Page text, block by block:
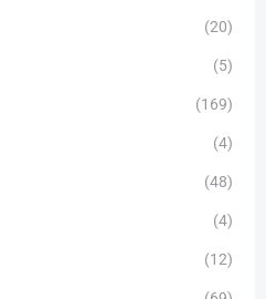
(20)
(5)
(169)
(4)
(48)
(4)
(12)